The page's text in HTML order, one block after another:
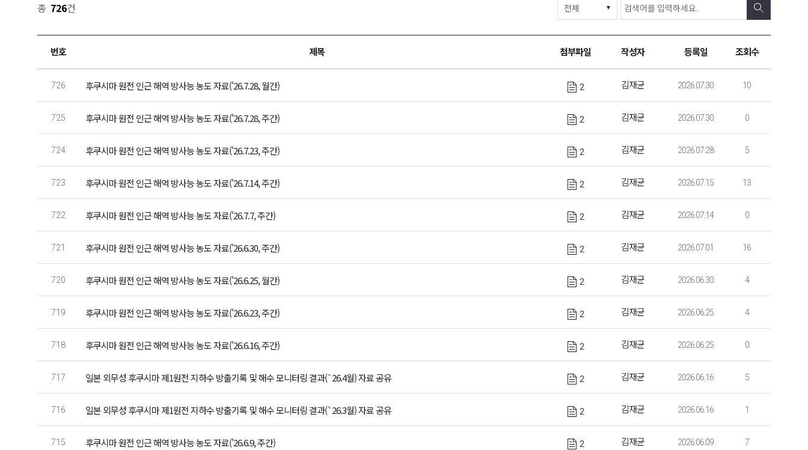
총 726건
번호 제목 첨부파일 작성자 등록일 조회수
726 후쿠시마 원전 인근 해역 방사능 농도 자료('26.7.28, 월간) 2 김재균 2026.07.30 10
725 후쿠시마 원전 인근 해역 방사능 농도 자료('26.7.28, 주간) 2 김재균 2026.07.30 0
724 후쿠시마 원전 인근 해역 방사능 농도 자료('26.7.23, 주간) 2 김재균 2026.07.28 5
723 후쿠시마 원전 인근 해역 방사능 농도 자료('26.7.14, 주간) 2 김재균 2026.07.15 13
722 후쿠시마 원전 인근 해역 방사능 농도 자료('26.7.7, 주간) 2 김재균 2026.07.14 0
721 후쿠시마 원전 인근 해역 방사능 농도 자료('26.6.30, 주간) 2 김재균 2026.07.01 16
720 후쿠시마 원전 인근 해역 방사능 농도 자료('26.6.25, 월간) 2 김재균 2026.06.30 4
719 후쿠시마 원전 인근 해역 방사능 농도 자료('26.6.23, 주간) 2 김재균 2026.06.25 4
718 후쿠시마 원전 인근 해역 방사능 농도 자료('26.6.16, 주간) 2 김재균 2026.06.25 0
717 일본 외무성 후쿠시마 제1원전 지하수 방출기록 및 해수 모니터링 결과(`26.4월) 자료 공유 2 김재균 2026.06.16 5
716 일본 외무성 후쿠시마 제1원전 지하수 방출기록 및 해수 모니터링 결과(`26.3월) 자료 공유 2 김재균 2026.06.16 1
715 후쿠시마 원전 인근 해역 방사능 농도 자료('26.6.9, 주간) 2 김재균 2026.06.09 7